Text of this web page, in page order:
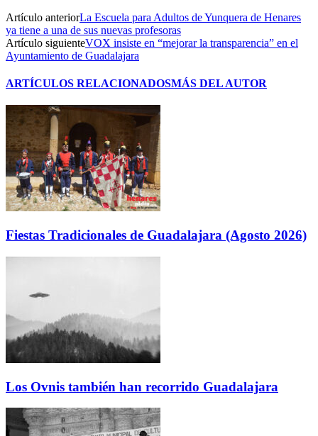
Artículo anteriorLa Escuela para Adultos de Yunquera de Henares
ya tiene a una de sus nuevas profesoras
Artículo siguienteVOX insiste en “mejorar la transparencia” en el
Ayuntamiento de Guadalajara
ARTÍCULOS RELACIONADOSMÁS DEL AUTOR
Fiestas Tradicionales de Guadalajara (Agosto 2026)
Los Ovnis también han recorrido Guadalajara